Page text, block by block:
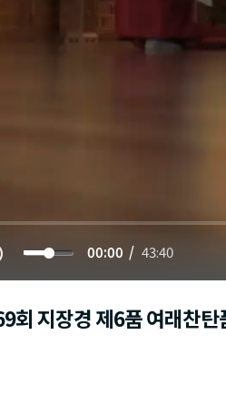
00:00 43:40
회 지장경 제6품 여래찬탄